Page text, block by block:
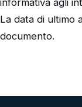
informativa agli
La data di ultimo
documento.